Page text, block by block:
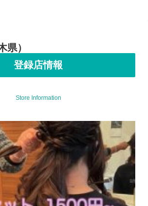
県）
登録店情報
Store Information